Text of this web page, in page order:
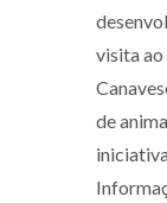
visita
de